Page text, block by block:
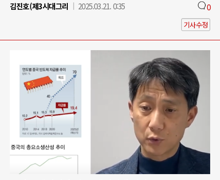
김진호(제3시대그리
2025.03.21. 0:35 0
기사수정